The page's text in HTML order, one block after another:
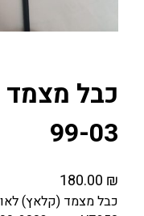
99-03
180.00 ₪